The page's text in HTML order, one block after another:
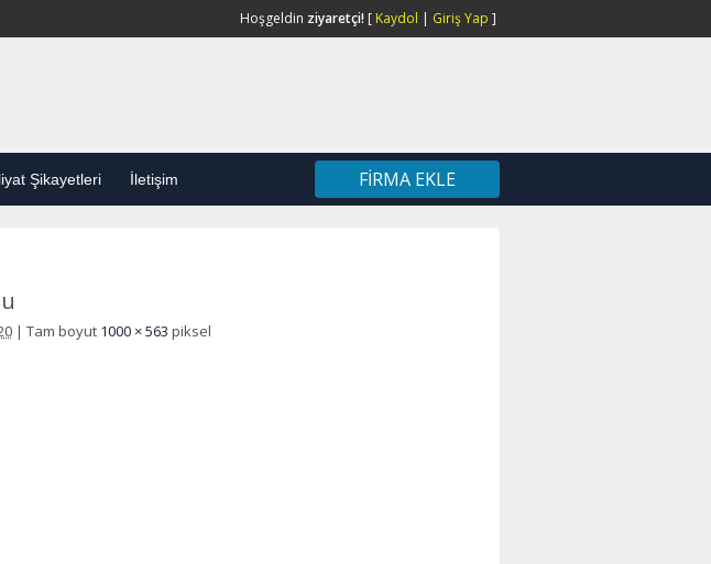
Hoşgeldin ziyaretçi! [ Kaydol | Giriş Yap ]
Şikayetleri İletişim FIRMA EKLE
| Tam boyut 1000 × 563 piksel